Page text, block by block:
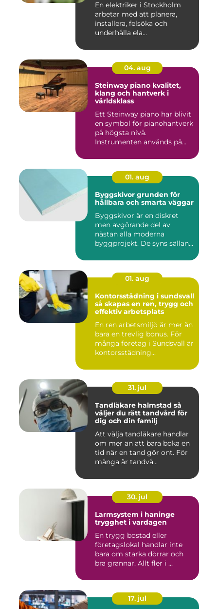
En elektriker i Stockholm
arbetar med att planera,
installera, felsöka och
underhålla ela...
04. aug
Steinway piano kvalitet,
klang och hantverk i
världsklass
Ett Steinway piano har blivit
en symbol för pianohantverk
på högsta nivå.
Instrumenten används på
01. aug
Byggskivor grunden för
hållbara och smarta väggar
Byggskivor är en diskret
men avgörande del av
nästan alla moderna
byggprojekt. De syns sällan
01. aug
Kontorsstädning i sundsvall
så skapas en ren, trygg och
effektiv arbetsplats
En ren arbetsmiljö är mer än
bara en trevlig bonus. För
många företag i Sundsvall är
kontorsstädning...
31. jul
Tandläkare halmstad så
väljer du rätt tandvård för
dig och din familj
Att välja tandläkare handlar
om mer än att bara boka en
tid när en tand gör ont. För
många är tandvå...
30. jul
Larmsystem i haninge
trygghet i vardagen
En trygg bostad eller
företagslokal handlar inte
bara om starka dörrar och
bra grannar. Allt fler i ...
17. jul